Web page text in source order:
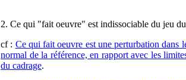
2. Ce qui "fait oeuvre" est indissociable du jeu
cf : Ce qui fait oeuvre est une perturbation dans
normal de la référence, en rapport avec les
du cadrage.